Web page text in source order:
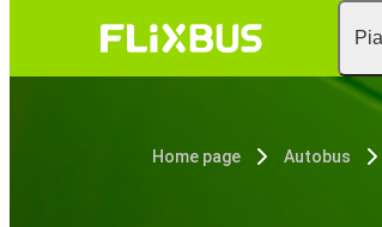
Home page Autobus